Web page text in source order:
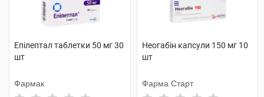
Епілептал таблетки 50 мг 30
шт
Фармак
Неогабін капсули 150 мг 10
шт
Фарма Старт